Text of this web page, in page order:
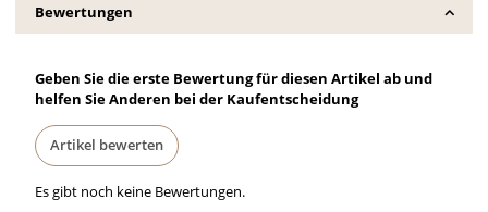
Bewertungen
Geben Sie die erste Bewertung für diesen Artikel ab und
helfen Sie Anderen bei der Kaufentscheidung
Artikel bewerten
Es gibt noch keine Bewertungen.